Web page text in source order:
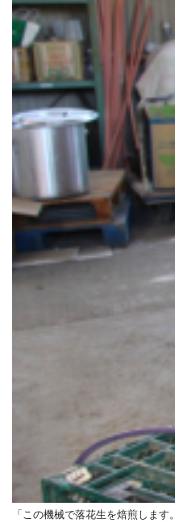
「この機械で落花生を焙煎しま